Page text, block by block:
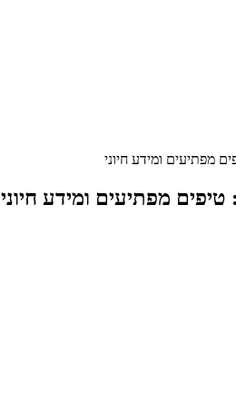
מפתיעים ומידע חיוני
מפתיעים ומידע חיוני